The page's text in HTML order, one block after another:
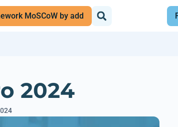
MoSCoW by add
2024